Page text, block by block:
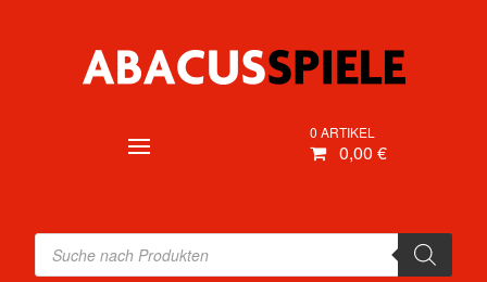
0 ARTIKEL
0,00 €
Products
search